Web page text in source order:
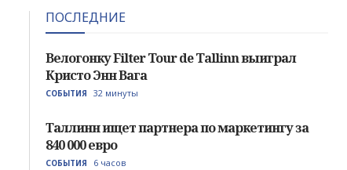
ПОСЛЕДНИЕ
Велогонку Filter Tour de Tallinn выиграл
Кристо Энн Вага
СОБЫТИЯ 32 минуты
Таллинн ищет партнера по маркетингу за
840 000 евро
СОБЫТИЯ 6 часов